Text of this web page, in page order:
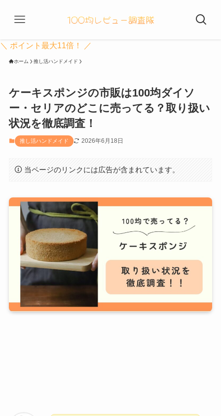
＼ ポイント最大11倍！ ／
ホーム 推し活ハンドメイド
ケーキスポンジの市販は100均ダイソ
ー・セリアのどこに売ってる？取り扱い
状況を徹底調査！
推し活ハンドメイド 2026年6月18日
当ページのリンクには広告が含まれています。